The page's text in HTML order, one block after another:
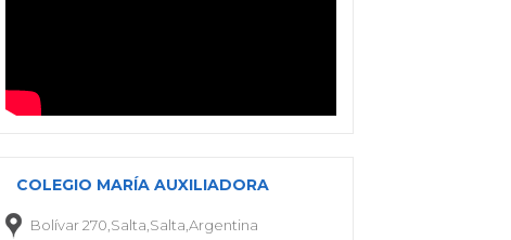
COLEGIO MARÍA AUXILIADORA
Bolívar 270,Salta,Salta,Argentina